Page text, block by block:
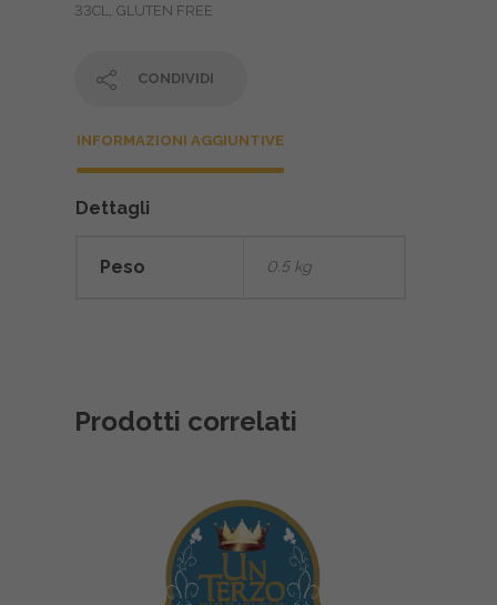
33CL, GLUTEN FREE
CONDIVIDI
INFORMAZIONI AGGIUNTIVE
Dettagli
Peso 0.5 kg
Prodotti correlati